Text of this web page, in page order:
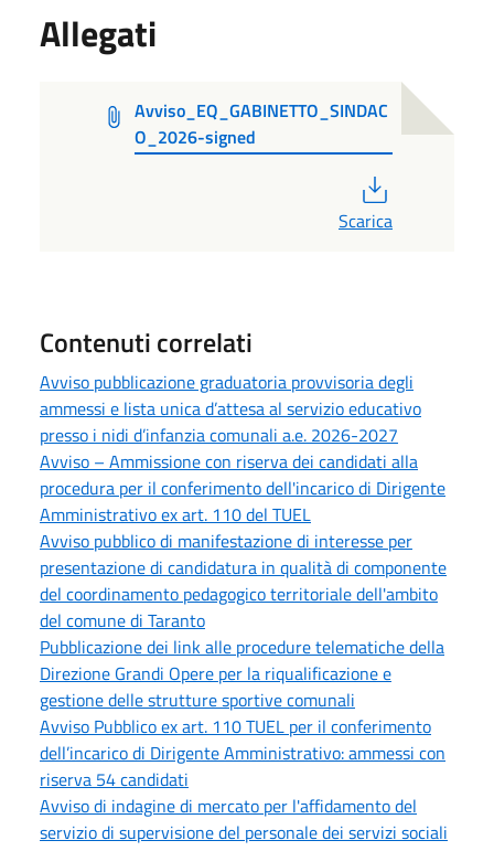
Allegati
Avviso_EQ_GABINETTO_SINDAC
O_2026-signed
Scarica
Contenuti correlati
Avviso pubblicazione graduatoria provvisoria degli
ammessi e lista unica d’attesa al servizio educativo
presso i nidi d’infanzia comunali a.e. 2026-2027
Avviso – Ammissione con riserva dei candidati alla
procedura per il conferimento dell'incarico di Dirigente
Amministrativo ex art. 110 del TUEL
Avviso pubblico di manifestazione di interesse per
presentazione di candidatura in qualità di componente
del coordinamento pedagogico territoriale dell'ambito
del comune di Taranto
Pubblicazione dei link alle procedure telematiche della
Direzione Grandi Opere per la riqualificazione e
gestione delle strutture sportive comunali
Avviso Pubblico ex art. 110 TUEL per il conferimento
dell’incarico di Dirigente Amministrativo: ammessi con
riserva 54 candidati
Avviso di indagine di mercato per l'affidamento del
servizio di supervisione del personale dei servizi sociali